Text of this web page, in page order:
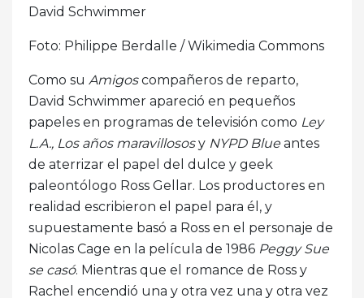
David Schwimmer
Foto: Philippe Berdalle / Wikimedia Commons
Como su Amigoscompañeros de reparto,
David Schwimmer apareció en pequeños
papeles en programas de televisión como Ley
L.A., Los años maravillososy NYPD Blueantes
de aterrizar el papel del dulce y geek
paleontólogo Ross Gellar. Los productores en
realidad escribieron el papel para él, y
supuestamente basó a Ross en el personaje de
Nicolas Cage en la película de 1986 Peggy Sue
se casó. Mientras que el romance de Ross y
Rachel encendió una y otra vez una y otra vez